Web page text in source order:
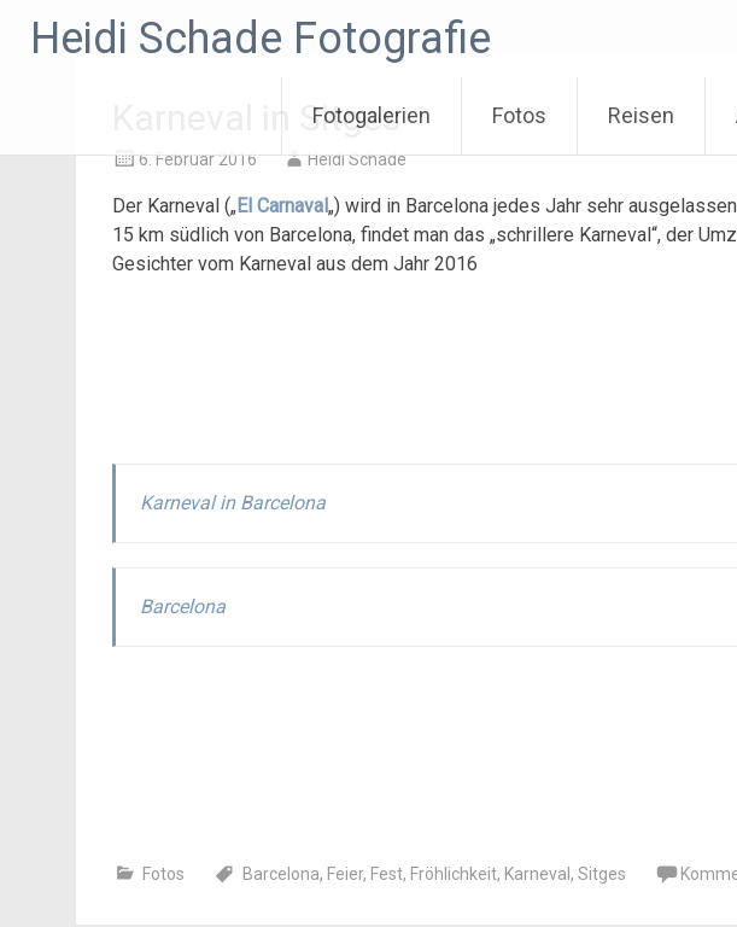
InhaltHeidi Schade Fotografie
Fotogalerien Fotos Reisen
Karneval in Sitges
6. Februar 2016 Heidi Schade
Der Karneval („El Carnaval„) wird in Barcelona jedes Jahr sehr
15 km südlich von Barcelona, findet man das „schrillere Karneval“, der
Gesichter vom Karneval aus dem Jahr 2016
Karneval in Barcelona
Barcelona
Fotos Barcelona, Feier, Fest, Fröhlichkeit, Karneval , Sitges